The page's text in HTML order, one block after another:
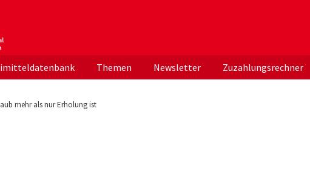
der deutschen ApothekerInnen
Themen Newsletter Zuzahlungsrechner
mehr als nur Erholung ist